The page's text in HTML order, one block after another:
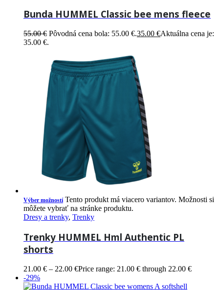
Bunda HUMMEL Classic bee mens fleece
55.00€ Pôvodná cena bola: 55.00 €.35.00 €Aktuálna cena je:
35.00 €.
Výber možností Tento produkt má viacero variantov. Možnosti si
môžete vybrať na stránke produktu.
Dresy a trenky, Trenky
Trenky HUMMEL Hml Authentic PL
shorts
21.00 € – 22.00 €Price range: 21.00 € through 22.00 €
-29%